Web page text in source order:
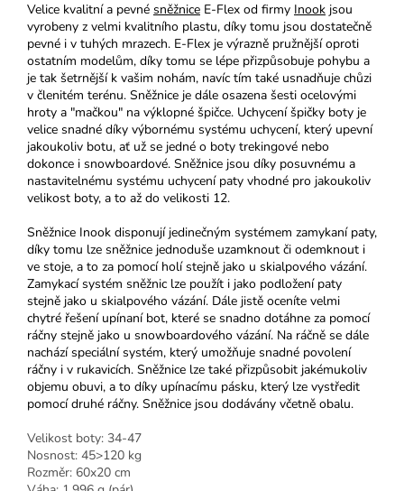
Velice kvalitní a pevné sněžnice E-Flex od firmy Inook jsou
vyrobeny z velmi kvalitního plastu, díky tomu jsou dostatečně
pevné i v tuhých mrazech. E-Flex je výrazně pružnější oproti
ostatním modelům, díky tomu se lépe přizpůsobuje pohybu a
je tak šetrnější k vašim nohám, navíc tím také usnadňuje chůzi
v členitém terénu. Sněžnice je dále osazena šesti ocelovými
hroty a "mačkou" na výklopné špičce. Uchycení špičky boty je
velice snadné díky výbornému systému uchycení, který upevní
jakoukoliv botu, ať už se jedné o boty trekingové nebo
dokonce i snowboardové. Sněžnice jsou díky posuvnému a
nastavitelnému systému uchycení paty vhodné pro jakoukoliv
velikost boty, a to až do velikosti 12.
Sněžnice Inook disponují jedinečným systémem zamykaní paty,
díky tomu lze sněžnice jednoduše uzamknout či odemknout i
ve stoje, a to za pomocí holí stejně jako u skialpového vázání.
Zamykací systém sněžnic lze použít i jako podložení paty
stejně jako u skialpového vázání. Dále jistě oceníte velmi
chytré řešení upínaní bot, které se snadno dotáhne za pomocí
ráčny stejně jako u snowboardového vázání. Na ráčně se dále
nachází speciální systém, který umožňuje snadné povolení
ráčny i v rukavicích. Sněžnice lze také přizpůsobit jakémukoliv
objemu obuvi, a to díky upínacímu pásku, který lze vystředit
pomocí druhé ráčny. Sněžnice jsou dodávány včetně obalu.
Velikost boty: 34-47
Nosnost: 45>120 kg
Rozměr: 60x20 cm